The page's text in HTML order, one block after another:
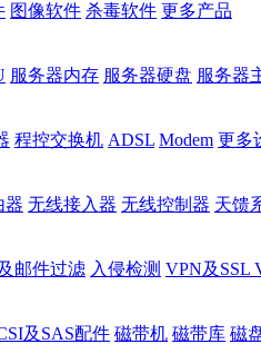
图像软件 杀毒软件 更多产品
服务器内存 服务器硬盘 服务器
程控交换机 ADSL Modem 更多
器 无线接入器 无线控制器 天馈
邮件过滤 入侵检测 VPN及SSL
及SAS配件 磁带机 磁带库 磁